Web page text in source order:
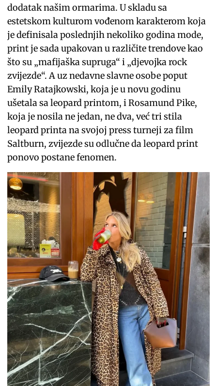
dodatak našim ormarima. U skladu sa
estetskom kulturom vođenom karakterom koja
je definisala poslednjih nekoliko godina mode,
print je sada upakovan u različite trendove kao
što su „mafijaška supruga“ i „djevojka rock
zvijezde“. A uz nedavne slavne osobe poput
Emily Ratajkowski, koja je u novu godinu
ušetala sa leopard printom, i Rosamund Pike,
koja je nosila ne jedan, ne dva, već tri stila
leopard printa na svojoj press turneji za film
Saltburn, zvijezde su odlučne da leopard print
ponovo postane fenomen.